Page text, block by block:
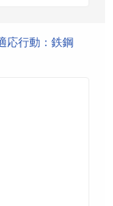
応行動：鉄鋼